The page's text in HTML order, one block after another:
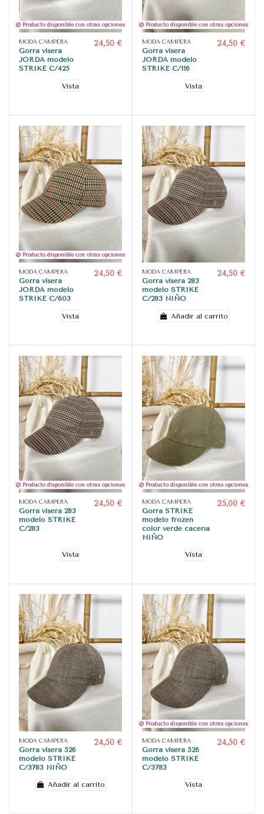
Producto disponible con otras opciones
MODA CAMPERA
Gorra visera
JORDA modelo
STRIKE C/425
24,50 €
Vista
Producto disponible con otras opciones
MODA CAMPERA
Gorra visera
JORDA modelo
STRIKE C/116
24,50 €
Vista
Producto disponible con otras opciones
MODA CAMPERA
Gorra visera
JORDA modelo
STRIKE C/603
24,50 €
Vista
MODA CAMPERA
Gorra visera 283
modelo STRIKE
C/283 NIÑO
24,50 €
Añadir al carrito
Producto disponible con otras opciones
MODA CAMPERA
Gorra visera 283
modelo STRIKE
C/283
24,50 €
Vista
Producto disponible con otras opciones
MODA CAMPERA
Gorra STRIKE
modelo frozen
color verde cacería
NIÑO
25,00 €
Vista
MODA CAMPERA
Gorra visera 526
modelo STRIKE
C/3783 NIÑO
24,50 €
Añadir al carrito
Producto disponible con otras opciones
MODA CAMPERA
Gorra visera 526
modelo STRIKE
C/3783
24,50 €
Vista